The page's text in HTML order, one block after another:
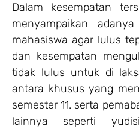
Dalam kesempatan
menyampaikan
mahasiswa agar lulus
dan kesempatan
tidak lulus untuk di
antara khusus yang
semester 11. serta
lainnya seperti